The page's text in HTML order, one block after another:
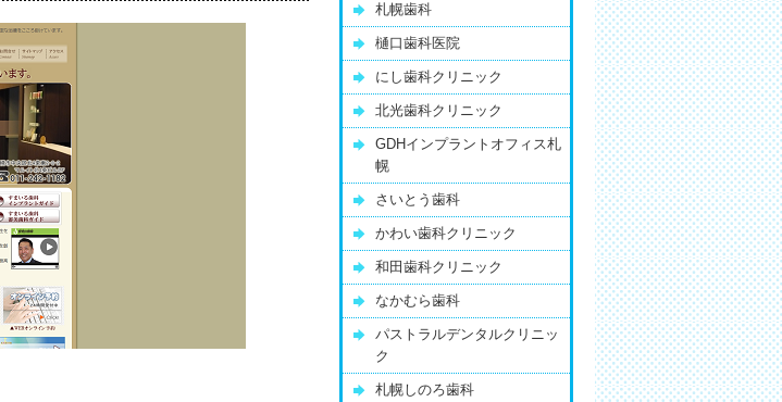
札幌歯科
樋口歯科医院
にし歯科クリニック
北光歯科クリニック
GDHインプラントオフィス札
幌
さいとう歯科
かわい歯科クリニック
和田歯科クリニック
なかむら歯科
パストラルデンタルクリニッ
ク
札幌しのろ歯科